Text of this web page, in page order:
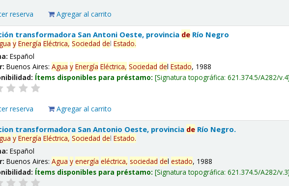
reserva Agregar al carrito
transformadora San Antoni Oeste, provincia de Río Negro
y Energía Eléctrica, Sociedad delEstado.
Español
Buenos Aires:Agua y Energía Eléctrica, Sociedad delEstado, 1988
Ítems disponibles para préstamo: Signatura topográfica:621.374.5/A282/v.4
reserva Agregar al carrito
transformadora San Antonio Oeste, provincia de Río Negro.
y Energía Eléctrica, Sociedad delEstado.
Español
Buenos Aires:Agua y energía eléctrica, sociedad delestado, 1988
Ítems disponibles para préstamo: Signatura topográfica:621.374.5/A282/v.3